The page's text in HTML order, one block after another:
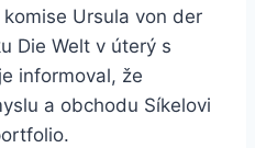
Ursula von der
Die Welt v úterý s
informoval, že
a obchodu Síkelovi